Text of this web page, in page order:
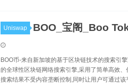
Uniswap BOO_宝阁_Boo
BOO币-来自新加坡的基于区块链技术的搜索引
的全球性区块链网络搜索引擎,采用了简单高效
搜索结果不受内容垄断控制,同时让用户可通过